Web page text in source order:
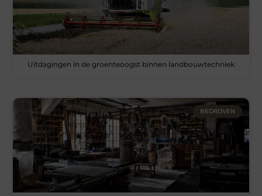
Uitdagingen in de groenteoogst binnen landbouwtechniek
BEDRIJVEN